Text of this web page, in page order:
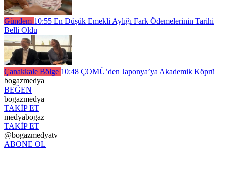
Gündem 10:55 En Düşük Emekli Aylığı Fark Ödemelerinin Tarihi
Belli Oldu
Çanakkale Bölge 10:48 ÇOMÜ’den Japonya’ya Akademik Köprü
bogazmedya
BEĞEN
bogazmedya
TAKİP ET
medyabogaz
TAKİP ET
@bogazmedyatv
ABONE OL